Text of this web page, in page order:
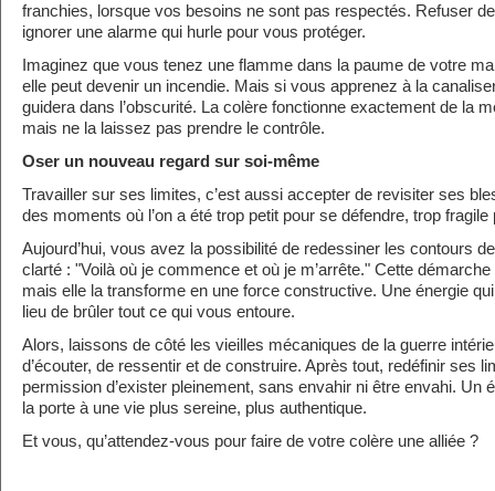
franchies, lorsque vos besoins ne sont pas respectés. Refuser
ignorer une alarme qui hurle pour vous protéger.
Imaginez que vous tenez une flamme dans la paume de votre
elle peut devenir un incendie. Mais si vous apprenez à la
guidera dans l’obscurité. La colère fonctionne exactement de la
mais ne la laissez pas prendre le contrôle.
Oser un nouveau regard sur soi-même
Travailler sur ses limites, c’est aussi accepter de revisiter ses
des moments où l’on a été trop petit pour se défendre, trop fragile
Aujourd’hui, vous avez la possibilité de redessiner les contours
clarté : "Voilà où je commence et où je m’arrête." Cette démarche
mais elle la transforme en une force constructive. Une énergie
lieu de brûler tout ce qui vous entoure.
Alors, laissons de côté les vieilles mécaniques de la guerre
d’écouter, de ressentir et de construire. Après tout, redéfinir ses
permission d’exister pleinement, sans envahir ni être envahi. Un
la porte à une vie plus sereine, plus authentique.
Et vous, qu’attendez-vous pour faire de votre colère une alliée ?